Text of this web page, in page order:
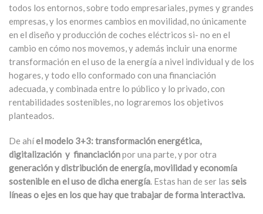
todos los entornos, sobre todo empresariales, pymes y grandes
empresas, y los enormes cambios en movilidad, no únicamente
en el diseño y producción de coches eléctricos si- no en el
cambio en cómo nos movemos, y además incluir una enorme
transformación en el uso de la energía a nivel individual y de los
hogares, y todo ello conformado con una financiación
adecuada, y combinada entre lo público y lo privado, con
rentabilidades sostenibles, no lograremos los objetivos
planteados.
De ahíel modelo 3+3:transformación energética,
digitalización y financiaciónpor una parte, y por otra
generación y distribución de energía, movilidad y economía
sostenible en el uso de dicha energía. Estas han de ser las seis
líneas o ejes en los que hay que trabajar de forma interactiva.